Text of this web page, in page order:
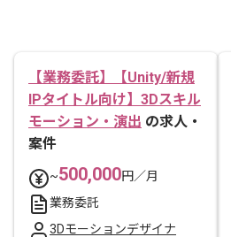
【業務委託】【Unity/新規
IPタイトル向け】3Dスキル
モーション・演出 の求人・
案件
~500,000円／月
業務委託
3Dモーションデザイナ